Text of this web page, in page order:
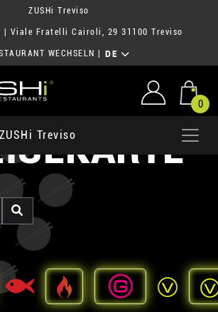
ZUSHi Treviso
| Viale Fratelli Cairoli, 29 31100 Treviso
WECHSELN DE
0
Treviso